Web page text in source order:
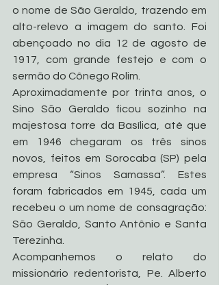
o nome de São Geraldo, trazendo em
alto-relevo a imagem do santo. Foi
abençoado no dia 12 de agosto de
1917, com grande festejo e com o
sermão do Cônego Rolim.
Aproximadamente por trinta anos, o
Sino São Geraldo ficou sozinho na
majestosa torre da Basílica, até que
em 1946 chegaram os três sinos
novos, feitos em Sorocaba (SP) pela
empresa “Sinos Samassa”. Estes
foram fabricados em 1945, cada um
recebeu o um nome de consagração:
São Geraldo, Santo Antônio e Santa
Terezinha.
Acompanhemos o relato do
missionário redentorista, Pe. Alberto